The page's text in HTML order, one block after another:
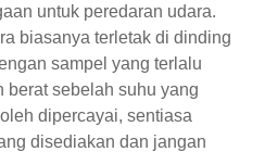
untuk peredaran udara.
biasanya terletak di dinding
sampel yang terlalu
berat sebelah suhu yang
dipercayai, sentiasa
disediakan dan jangan